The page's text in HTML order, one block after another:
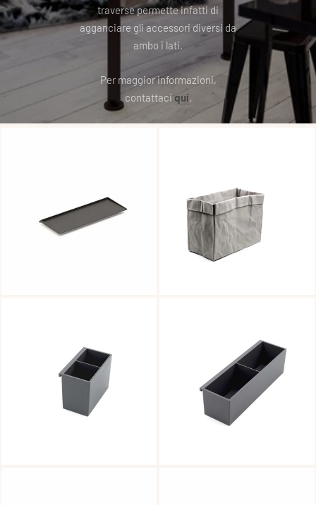
traverse permette infatti di
agganciare gli accessori diversi da
ambo i lati.
Per maggior informazioni,
contattaci qui.